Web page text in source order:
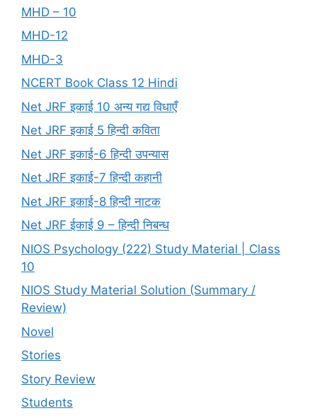
MHD – 10
MHD-12
MHD-3
NCERT Book Class 12 Hindi
Net JRF इकाई 10 अन्य गद्य विधाएँ
Net JRF इकाई 5 हिन्दी कविता
Net JRF इकाई-6 हिन्दी उपन्यास
Net JRF इकाई-7 हिन्दी कहानी
Net JRF इकाई-8 हिन्दी नाटक
Net JRF ईकाई 9 – हिन्दी निबन्ध
NIOS Psychology (222) Study Material | Class
10
NIOS Study Material Solution (Summary /
Review)
Novel
Stories
Story Review
Students